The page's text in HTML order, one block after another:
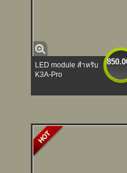
LED module สำหรับ
K3A-Pro